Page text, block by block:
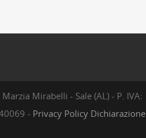
Mirabelli - Sale (AL) - P. IVA:
- Privacy Policy Dichiarazione